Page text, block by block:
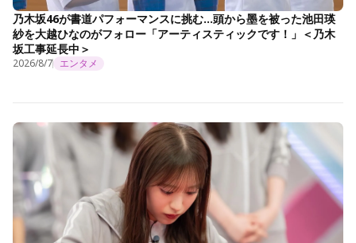
乃木坂46が書道パフォーマンスに挑む…頭から墨を被った池田瑛
紗を大越ひなのがフォロー「アーティスティックです！」＜乃木
坂工事延長中＞
2026/8/7 エンタメ